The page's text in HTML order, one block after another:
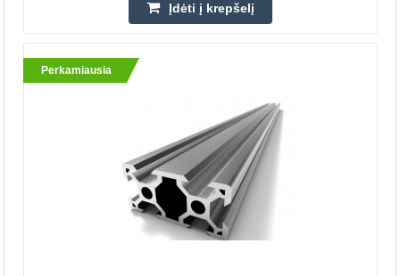
Pridėti prie pageidavimų sąrašo
Įdėti į krepšelį
Perkamiausia